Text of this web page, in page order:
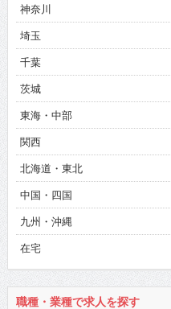
神奈川
埼玉
千葉
茨城
東海・中部
関西
北海道・東北
中国・四国
九州・沖縄
在宅
職種・業種で求人を探す